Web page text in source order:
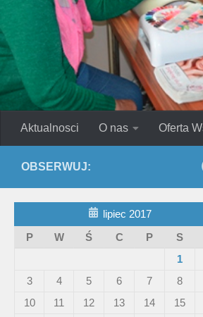
Aktualnosci O nas Oferta
OBSERWUJ:
lipiec 2017
P
W Ś C P S
1
3
4 5 6 7 8
10
11 12 13 14 15